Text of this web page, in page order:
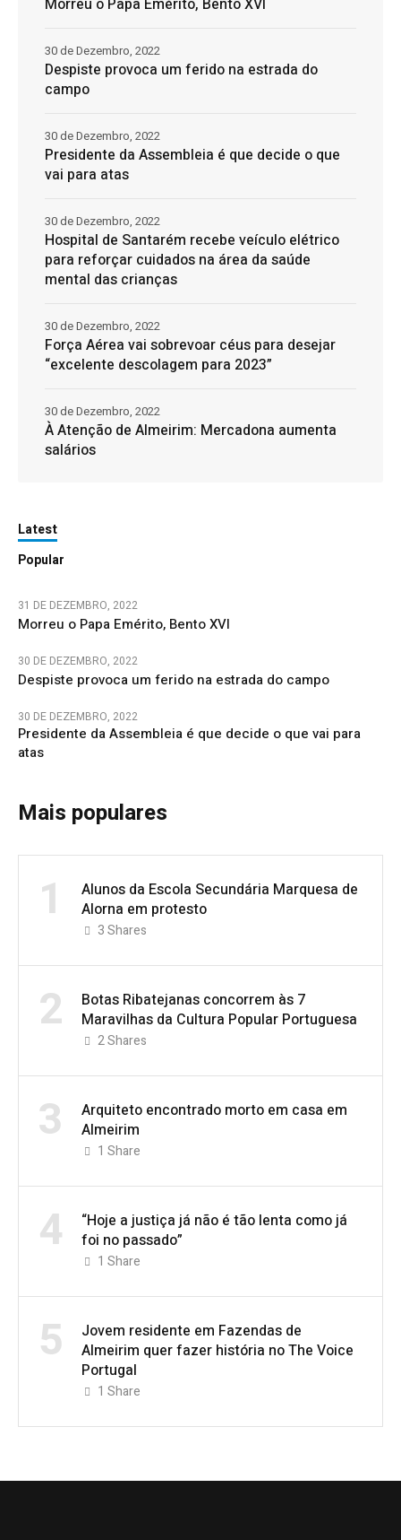
Morreu o Papa Emérito, Bento XVI
Despiste provoca um ferido na estrada do
campo
30 de Dezembro, 2022
Presidente da Assembleia é que decide o que
vai para atas
30 de Dezembro, 2022
Hospital de Santarém recebe veículo elétrico
para reforçar cuidados na área da saúde
mental das crianças
30 de Dezembro, 2022
Força Aérea vai sobrevoar céus para desejar
“excelente descolagem para 2023”
30 de Dezembro, 2022
À Atenção de Almeirim: Mercadona aumenta
salários
30 de Dezembro, 2022
Latest
Popular
31 DE DEZEMBRO, 2022
Morreu o Papa Emérito, Bento XVI
30 DE DEZEMBRO, 2022
Despiste provoca um ferido na estrada do campo
30 DE DEZEMBRO, 2022
Presidente da Assembleia é que decide o que vai para
atas
Mais populares
1
Alunos da Escola Secundária Marquesa de
Alorna em protesto
3Shares
2
Botas Ribatejanas concorrem às 7
Maravilhas da Cultura Popular Portuguesa
2Shares
3
Arquiteto encontrado morto em casa em
Almeirim
1 Share
4
“Hoje a justiça já não é tão lenta como já
foi no passado”
1 Share
5
Jovem residente em Fazendas de
Almeirim quer fazer história no The Voice
Portugal
1 Share